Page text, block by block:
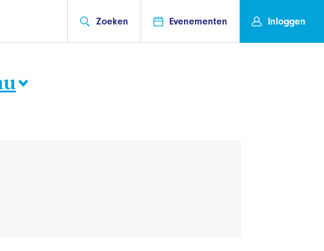
Zoeken Evenementen Inloggen